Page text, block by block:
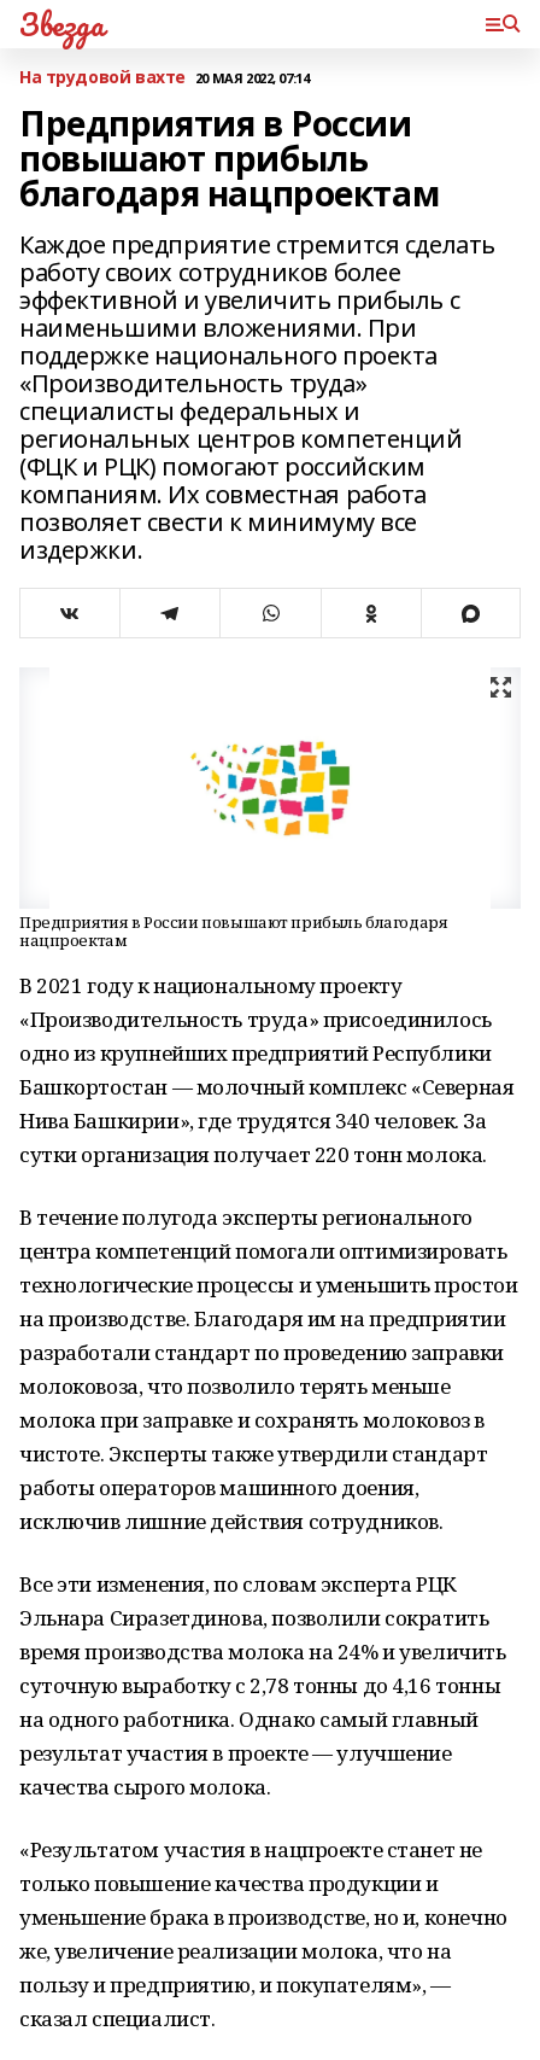
Звезда
На трудовой вахте 20 МАЯ 2022, 07:14
Предприятия в России
повышают прибыль
благодаря нацпроектам
Каждое предприятие стремится сделать
работу своих сотрудников более
эффективной и увеличить прибыль с
наименьшими вложениями. При
поддержке национального проекта
«Производительность труда»
специалисты федеральных и
региональных центров компетенций
(ФЦК и РЦК) помогают российским
компаниям. Их совместная работа
позволяет свести к минимуму все
издержки.
Предприятия в России повышают прибыль благодаря
нацпроектам
В 2021 году к национальному проекту
«Производительность труда» присоединилось
одно из крупнейших предприятий Республики
Башкортостан — молочный комплекс «Северная
Нива Башкирии», где трудятся 340 человек. За
сутки организация получает 220 тонн молока.
В течение полугода эксперты регионального
центра компетенций помогали оптимизировать
технологические процессы и уменьшить простои
на производстве. Благодаря им на предприятии
разработали стандарт по проведению заправки
молоковоза, что позволило терять меньше
молока при заправке и сохранять молоковоз в
чистоте. Эксперты также утвердили стандарт
работы операторов машинного доения,
исключив лишние действия сотрудников.
Все эти изменения, по словам эксперта РЦК
Эльнара Сиразетдинова, позволили сократить
время производства молока на 24% и увеличить
суточную выработку с 2,78 тонны до 4,16 тонны
на одного работника. Однако самый главный
результат участия в проекте — улучшение
качества сырого молока.
«Результатом участия в нацпроекте станет не
только повышение качества продукции и
уменьшение брака в производстве, но и, конечно
же, увеличение реализации молока, что на
пользу и предприятию, и покупателям», —
сказал специалист.